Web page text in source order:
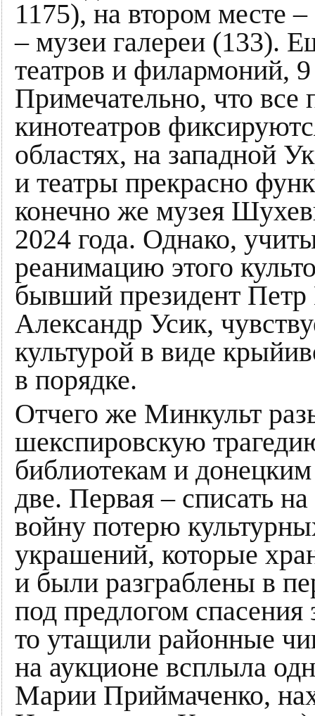
1175), на втором месте
– музеи галереи (133).
театров и филармоний,
Примечательно, что все
кинотеатров
областях, на западной
и театры прекрасно
конечно же музея
2024 года. Однако,
реанимацию этого
бывший президент
Александр Усик,
культурой в виде
в порядке.
Отчего же Минкульт
шекспировскую
библиотекам и
две. Первая – списать
войну потерю
украшений, которые
и были разграблены в
под предлогом
то утащили районные
на аукционе всплыла
Марии Приймаченко,